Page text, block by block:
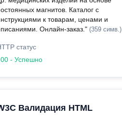
магнитов. Каталог с
к товарам, ценами и
Онлайн-заказ." (359 симв.)
статус
- Успешно
Валидация HTML